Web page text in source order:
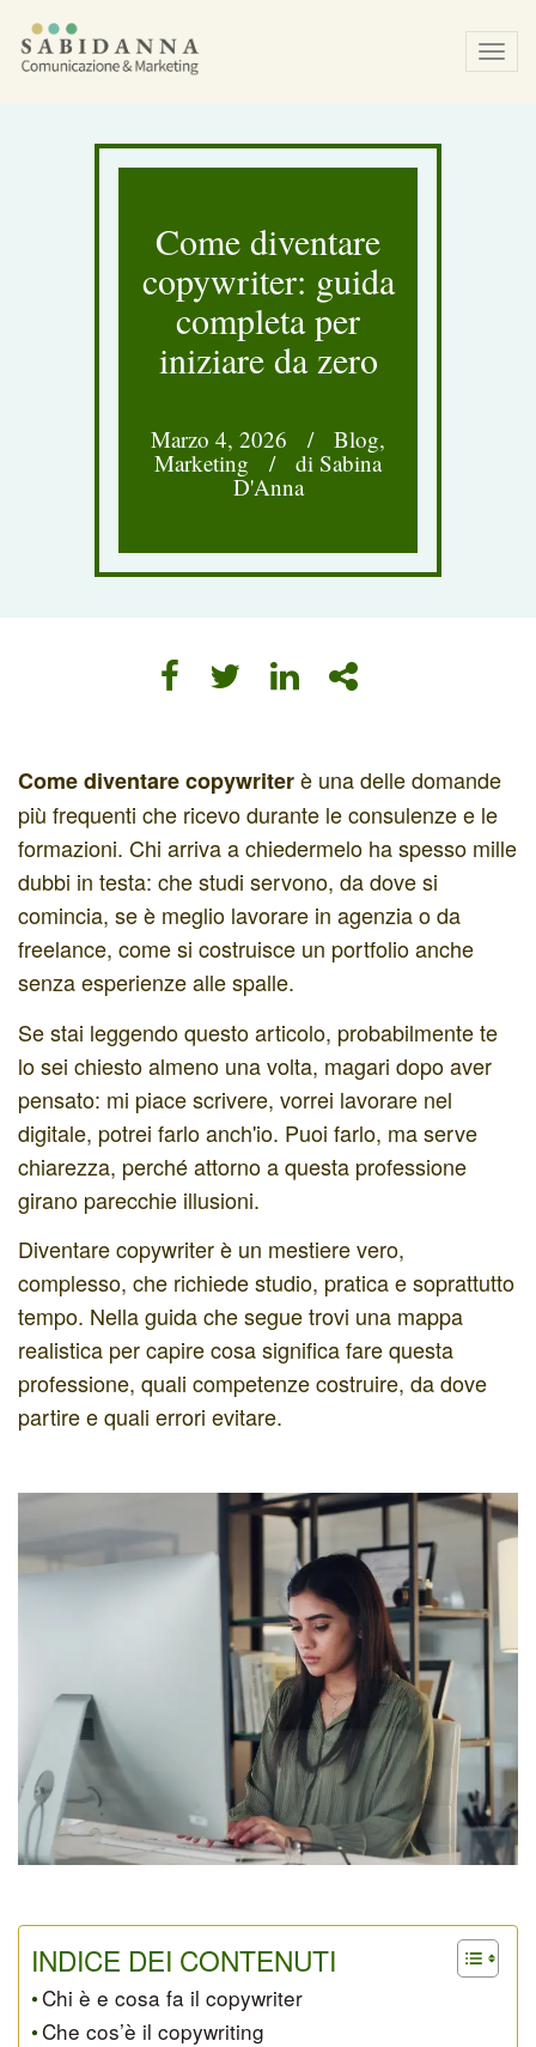
Come diventare
copywriter: guida
completa per
iniziare da zero
Marzo 4, 2026 / Blog,
Marketing / di Sabina
D'Anna
Come diventare copywriterè una delle domande
più frequenti che ricevo durante le consulenze e le
formazioni. Chi arriva a chiedermelo ha spesso mille
dubbi in testa: che studi servono, da dove si
comincia, se è meglio lavorare in agenzia o da
freelance, come si costruisce un portfolio anche
senza esperienze alle spalle.
Se stai leggendo questo articolo, probabilmente te
lo sei chiesto almeno una volta, magari dopo aver
pensato: mi piace scrivere, vorrei lavorare nel
digitale, potrei farlo anch'io. Puoi farlo, ma serve
chiarezza, perché attorno a questa professione
girano parecchie illusioni.
Diventare copywriter è un mestiere vero,
complesso, che richiede studio, pratica e soprattutto
tempo. Nella guida che segue trovi una mappa
realistica per capire cosa significa fare questa
professione, quali competenze costruire, da dove
partire e quali errori evitare.
INDICE DEI CONTENUTI
Chi è e cosa fa il copywriter
Che cos’è il copywriting